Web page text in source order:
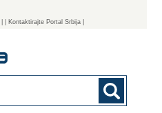
| Kontaktirajte Portal Srbija |